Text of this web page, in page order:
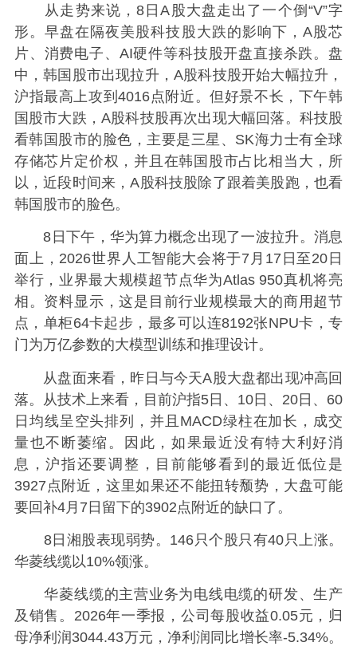
从走势来说，8日A股大盘走出了一个倒“V”字
形。早盘在隔夜美股科技股大跌的影响下，A股芯
片、消费电子、AI硬件等科技股开盘直接杀跌。盘
中，韩国股市出现拉升，A股科技股开始大幅拉升，
沪指最高上攻到4016点附近。但好景不长，下午韩
国股市大跌，A股科技股再次出现大幅回落。科技股
看韩国股市的脸色，主要是三星、SK海力士有全球
存储芯片定价权，并且在韩国股市占比相当大，所
以，近段时间来，A股科技股除了跟着美股跑，也看
韩国股市的脸色。
8日下午，华为算力概念出现了一波拉升。消息
面上，2026世界人工智能大会将于7月17日至20日
举行，业界最大规模超节点华为Atlas 950真机将亮
相。资料显示，这是目前行业规模最大的商用超节
点，单柜64卡起步，最多可以连8192张NPU卡，专
门为万亿参数的大模型训练和推理设计。
从盘面来看，昨日与今天A股大盘都出现冲高回
落。从技术上来看，目前沪指5日、10日、20日、60
日均线呈空头排列，并且MACD绿柱在加长，成交
量也不断萎缩。因此，如果最近没有特大利好消
息，沪指还要调整，目前能够看到的最近低位是
3927点附近，这里如果还不能扭转颓势，大盘可能
要回补4月7日留下的3902点附近的缺口了。
8日湘股表现弱势。146只个股只有40只上涨。
华菱线缆以10%领涨。
华菱线缆的主营业务为电线电缆的研发、生产
及销售。2026年一季报，公司每股收益0.05元，归
母净利润3044.43万元，净利润同比增长率-5.34%。